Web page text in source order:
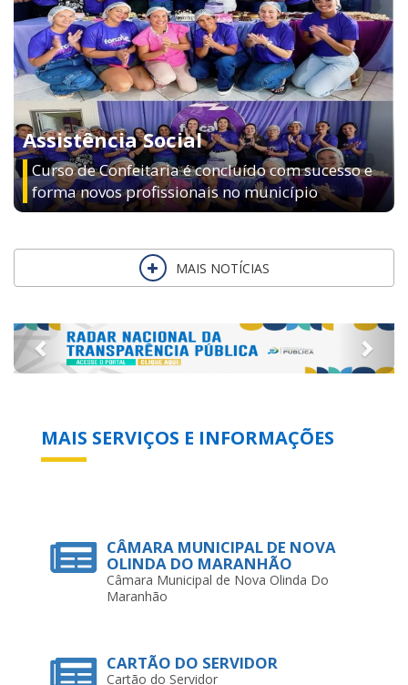
Assistência Social
Curso de Confeitaria é concluído com sucesso e
forma novos profissionais no município
MAIS NOTÍCIAS
Previous Next
MAIS SERVIÇOS E INFORMAÇÕES
CÂMARA MUNICIPAL DE NOVA
OLINDA DO MARANHÃO
Câmara Municipal de Nova Olinda Do
Maranhão
CARTÃO DO SERVIDOR
Cartão do Servidor